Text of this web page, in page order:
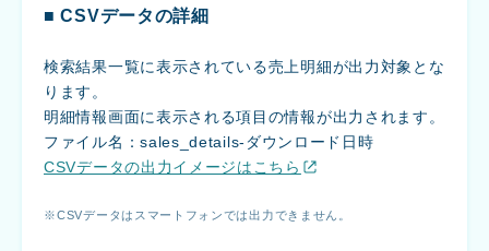
■ CSVデータの詳細
検索結果一覧に表示されている売上明細が出力対象とな
ります。
明細情報画面に表示される項目の情報が出力されます。
ファイル名：sales_details-ダウンロード日時
CSVデータの出力イメージはこちら
CSVデータはスマートフォンでは出力できません。